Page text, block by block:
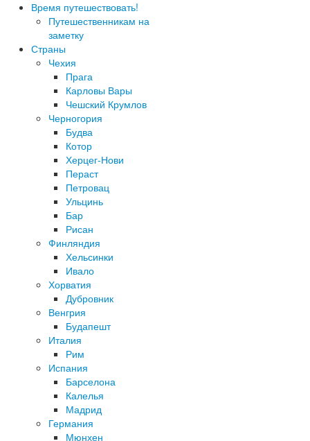
Время путешествовать!
Путешественникам на
заметку
Страны
Чехия
Прага
Карловы Вары
Чешский Крумлов
Черногория
Будва
Котор
Херцег-Нови
Пераст
Петровац
Ульцинь
Бар
Рисан
Финляндия
Хельсинки
Ивало
Хорватия
Дубровник
Венгрия
Будапешт
Италия
Рим
Испания
Барселона
Калелья
Мадрид
Германия
Мюнхен